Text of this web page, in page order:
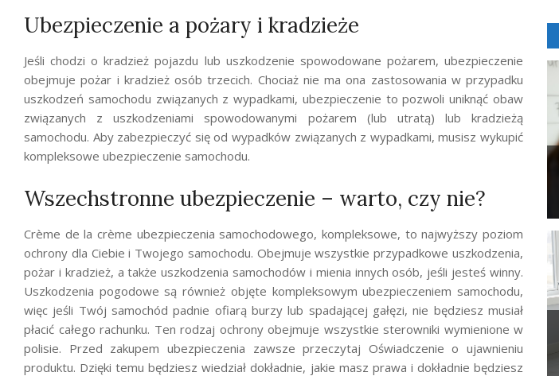
Ubezpieczenie a pożary i kradzieże
Jeśli chodzi o kradzież pojazdu lub uszkodzenie spowodowane pożarem, ubezpieczenie
obejmuje pożar i kradzież osób trzecich. Chociaż nie ma ona zastosowania w przypadku
uszkodzeń samochodu związanych z wypadkami, ubezpieczenie to pozwoli uniknąć obaw
związanych z uszkodzeniami spowodowanymi pożarem (lub utratą) lub kradzieżą
samochodu. Aby zabezpieczyć się od wypadków związanych z wypadkami, musisz wykupić
kompleksowe ubezpieczenie samochodu.
Wszechstronne ubezpieczenie – warto, czy nie?
Crème de la crème ubezpieczenia samochodowego, kompleksowe, to najwyższy poziom
ochrony dla Ciebie i Twojego samochodu. Obejmuje wszystkie przypadkowe uszkodzenia,
pożar i kradzież, a także uszkodzenia samochodów i mienia innych osób, jeśli jesteś winny.
Uszkodzenia pogodowe są również objęte kompleksowym ubezpieczeniem samochodu,
więc jeśli Twój samochód padnie ofiarą burzy lub spadającej gałęzi, nie będziesz musiał
płacić całego rachunku. Ten rodzaj ochrony obejmuje wszystkie sterowniki wymienione w
polisie. Przed zakupem ubezpieczenia zawsze przeczytaj Oświadczenie o ujawnieniu
produktu. Dzięki temu będziesz wiedział dokładnie, jakie masz prawa i dokładnie będziesz